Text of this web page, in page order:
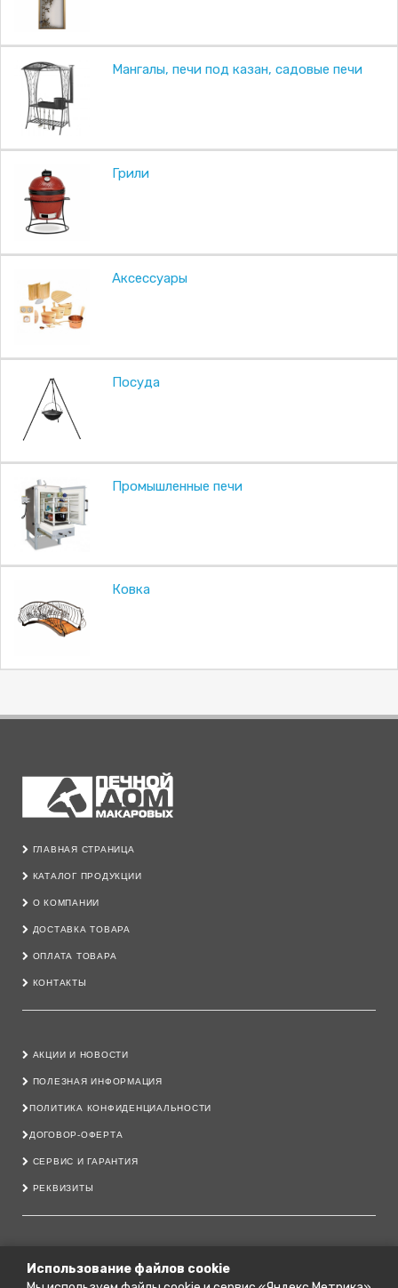
Мангалы, печи под казан, садовые печи
Грили
Аксессуары
Посуда
Промышленные печи
Ковка
ГЛАВНАЯ СТРАНИЦА
КАТАЛОГ ПРОДУКЦИИ
О КОМПАНИИ
ДОСТАВКА ТОВАРА
ОПЛАТА ТОВАРА
КОНТАКТЫ
АКЦИИ И НОВОСТИ
ПОЛЕЗНАЯ ИНФОРМАЦИЯ
ПОЛИТИКА КОНФИДЕНЦИАЛЬНОСТИ
ДОГОВОР-ОФЕРТА
СЕРВИС И ГАРАНТИЯ
РЕКВИЗИТЫ
Использование файлов cookie